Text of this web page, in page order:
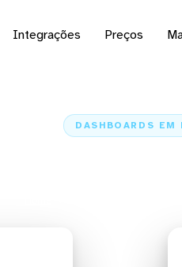
Integrações Preços
DASHBOARDS EM